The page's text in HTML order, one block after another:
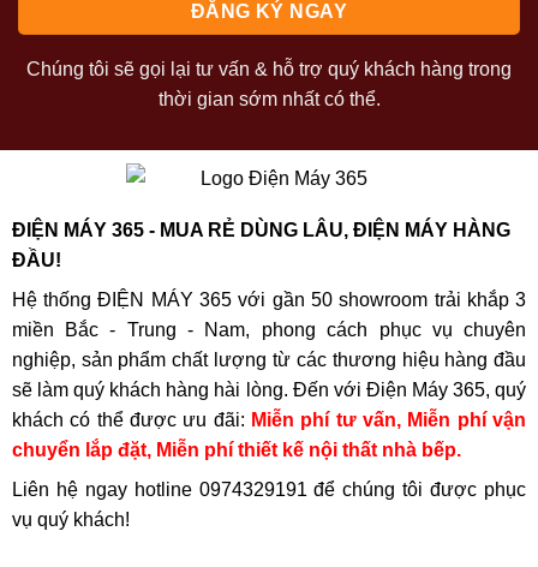
Chúng tôi sẽ gọi lại tư vấn & hỗ trợ quý khách hàng trong
thời gian sớm nhất có thể.
ĐIỆN MÁY 365 - MUA RẺ DÙNG LÂU, ĐIỆN MÁY HÀNG
ĐẦU!
Hệ thống ĐIỆN MÁY 365 với gần 50 showroom trải khắp 3
miền Bắc - Trung - Nam, phong cách phục vụ chuyên
nghiệp, sản phẩm chất lượng từ các thương hiệu hàng đầu
sẽ làm quý khách hàng hài lòng. Đến với Điện Máy 365, quý
khách có thể được ưu đãi: Miễn phí tư vấn, Miễn phí vận
chuyển lắp đặt, Miễn phí thiết kế nội thất nhà bếp.
Liên hệ ngay hotline 0974329191 để chúng tôi được phục
vụ quý khách!